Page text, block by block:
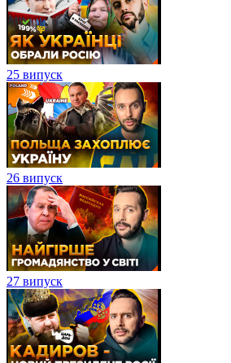
25 випуск
26 випуск
27 випуск